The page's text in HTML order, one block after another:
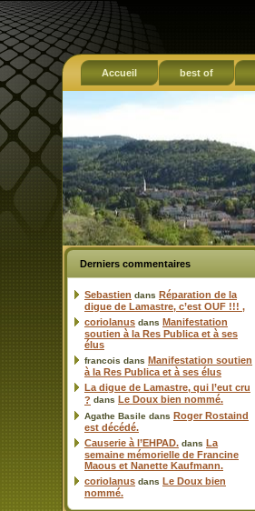
Accueil best of
Derniers commentaires
Sebastien dans Réparation de la
digue de Lamastre, c’est OUF !!! ,
coriolanus dans Manifestation
soutien à la Res Publica et à ses
élus
francois dans Manifestation soutien
à la Res Publica et à ses élus
La digue de Lamastre, qui l’eut cru
? dans Le Doux bien nommé.
Agathe Basile dans Roger Rostaind
est décédé.
Causerie à l’EHPAD. dans La
semaine mémorielle de Francine
Maous et Nanette Kaufmann.
coriolanus dans Le Doux bien
nommé.